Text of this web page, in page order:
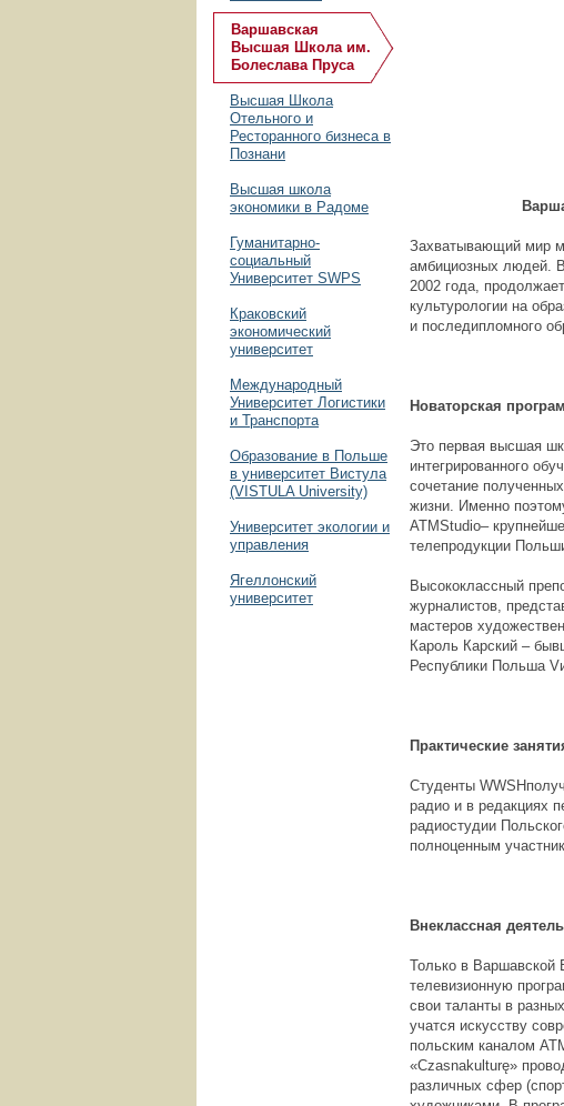
Варшавская
Высшая Школа им.
Болеслава Пруса
Высшая Школа
Отельного и
Ресторанного бизнеса в
Познани
Высшая школа
экономики в Радоме
Гуманитарно-
социальный
Университет SWPS
Краковский
экономический
университет
Международный
Университет Логистики
и Транспорта
Образование в Польше
в университет Вистула
(VISTULA University)
Университет экологии и
управления
Ягеллонский
университет
Захватывающий мир
амбициозных людей.
2002 года,
культурологии на
и последипломного
Новаторская
Это первая высшая
интегрированного
сочетание
жизни. Именно
ATMStudio–
телепродукции
Высококлассный
журналистов,
мастеров
Кароль Карский –
Республики Польша
Практические
Студенты
радио и в редакциях
радиостудии
полноценным
Внеклассная
Только в
телевизионную
свои таланты в
учатся искусству
польским каналом
«Czasnakulturę»
различных сфер